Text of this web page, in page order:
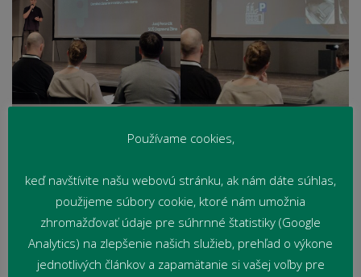
Používame cookies,
keď navštívite našu webovú stránku, ak nám dáte súhlas,
použijeme súbory cookie, ktoré nám umožnia
zhromažďovať údaje pre súhrnné štatistiky (Google
Analytics) na zlepšenie našich služieb, prehľad o výkone
jednotlivých článkov a zapamätanie si vašej voľby pre